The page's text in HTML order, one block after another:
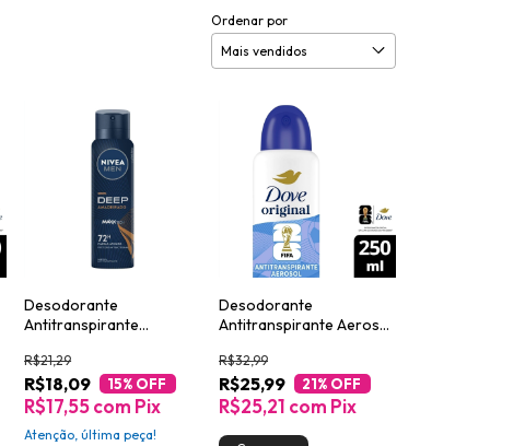
Ordenar por
Desodorante
Antitranspirante
Deep Amadeirado
MaxxTech 150 ml
R$18,09
R$21,29
15% OFF
R$17,55com Pix
Atenção, última peça!
Desodorante
Antitranspirante Aerosol
R$25,99
R$32,99
21% OFF
R$25,21 com Pix